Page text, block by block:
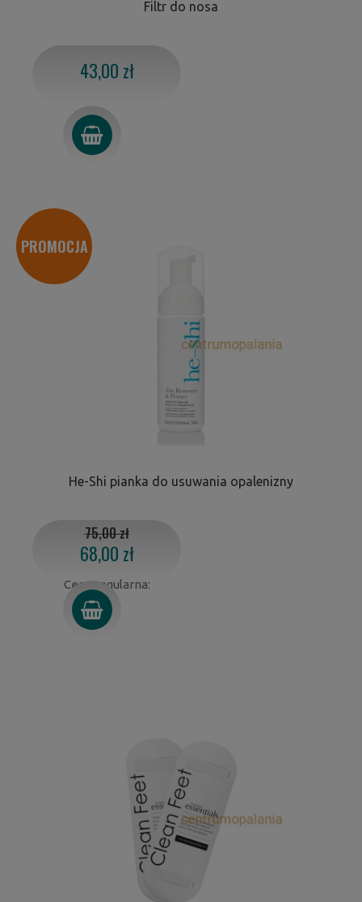
Filtr do nosa
43,00 zł
He-Shi pianka do usuwania opalenizny
68,00 zł
Cena regularna:
75,00 zł
PROMOCJA